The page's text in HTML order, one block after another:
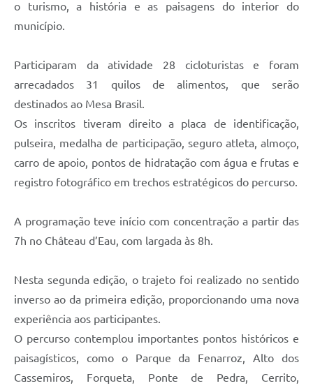
o turismo, a história e as paisagens do interior do
município.
Participaram da atividade 28 cicloturistas e foram
arrecadados 31 quilos de alimentos, que serão
destinados ao Mesa Brasil.
Os inscritos tiveram direito a placa de identificação,
pulseira, medalha de participação, seguro atleta, almoço,
carro de apoio, pontos de hidratação com água e frutas e
registro fotográfico em trechos estratégicos do percurso.
A programação teve início com concentração a partir das
7h no Château d’Eau, com largada às 8h.
Nesta segunda edição, o trajeto foi realizado no sentido
inverso ao da primeira edição, proporcionando uma nova
experiência aos participantes.
O percurso contemplou importantes pontos históricos e
paisagísticos, como o Parque da Fenarroz, Alto dos
Cassemiros, Forqueta, Ponte de Pedra, Cerrito,